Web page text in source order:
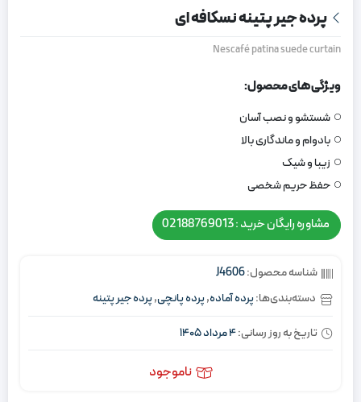
پرده جیر پتینه نسکافه ای
Nescafé patina suede curtain
ویژگی های محصول:
شستشو و نصب آسان
بادوام و ماندگاری بالا
زیبا و شیک
حفظ حریم شخصی
مشاوره رایگان خرید : 02188769013
شناسه محصول:J4606
دسته‌بندی‌ها:پرده آماده,پرده پانچی,پرده جیر پتینه
تاریخ به روز رسانی:4 مرداد 1405
ناموجود